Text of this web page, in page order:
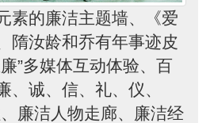
素的廉洁主题墙、《爱
隋汝龄和乔有年事迹皮
”多媒体互动体验、百
、诚、信、礼、仪、
廉洁人物走廊、廉洁经